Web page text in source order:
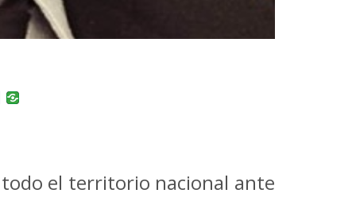
VK
todo el territorio nacional ante